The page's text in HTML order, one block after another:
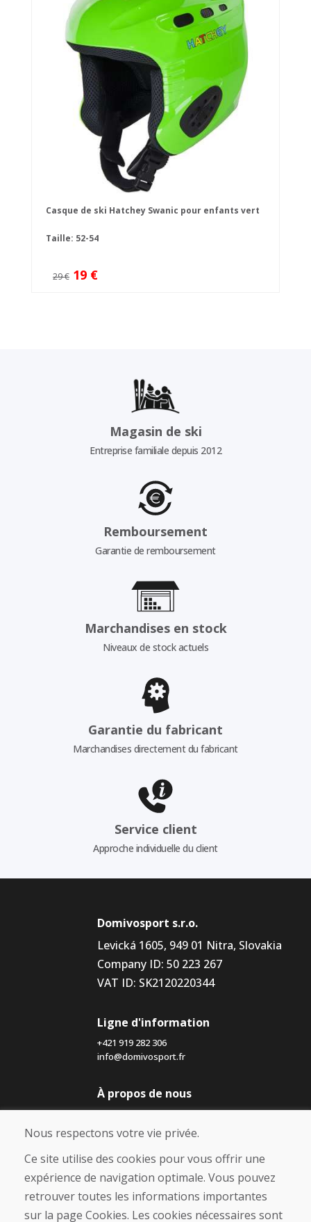
Casque de ski Hatchey Swanic pour enfants vert
Taille: 52-54
29 € 19 €
Magasin de ski
Entreprise familiale depuis 2012
Remboursement
Garantie de remboursement
Marchandises en stock
Niveaux de stock actuels
Garantie du fabricant
Marchandises directement du fabricant
Service client
Approche individuelle du client
Domivosport s.r.o.
Levická 1605, 949 01 Nitra, Slovakia
Company ID: 50 223 267
VAT ID: SK2120220344
Ligne d'information
+421 919 282 306
info@domivosport.fr
À propos de nous
Blog
À propos de nous
Contact
Achat
Boutique en ligne
Nous respectons votre vie privée.
Ce site utilise des cookies pour vous offrir une
expérience de navigation optimale. Vous pouvez
retrouver toutes les informations importantes
sur la page Cookies. Les cookies nécessaires sont